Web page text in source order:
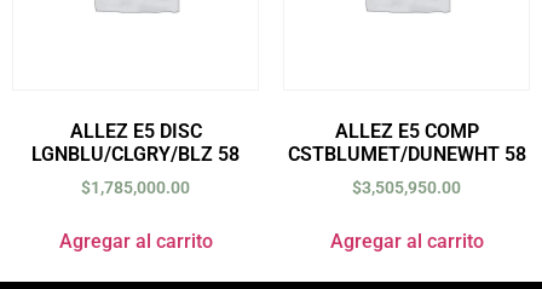
ALLEZ E5 DISC
LGNBLU/CLGRY/BLZ 58
$1,785,000.00
Agregar al carrito
ALLEZ E5 COMP
CSTBLUMET/DUNEWHT 58
$3,505,950.00
Agregar al carrito